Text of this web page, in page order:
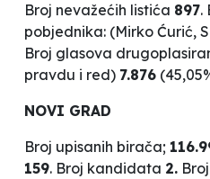
Broj nevažećih listića 897.
pobjednika: (Mirko Ćurić,
Broj glasova
pravdu i red) 7.876
NOVI GRAD
Broj upisanih birača;
159. Broj kandidata 2.